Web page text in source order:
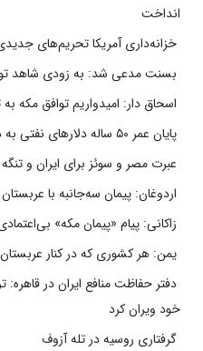
انداخت
خزانه‌داری آمریکا تحریم‌های
بسنت مدعی شد: به زودی شاهد
اسحاق دار: امیدواریم توافق مکه
پایان عمر ۵۰ ساله دلارهای نفتی به دست ایران
عبرت مصر و سوئز برای ایران و
اردوغان: پیمان سه‌جانبه با
زاکانی: پیام «پیمان مکه»
یمن: هر کشوری که در کنار
دفتر حفاظت منافع ایران در
خود ویران کرد
گرفتاری روسیه در تله آزوف